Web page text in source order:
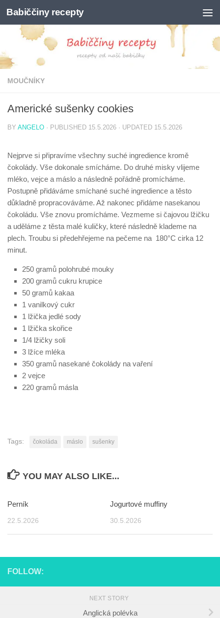
Skip to content
Babiččiny recepty
MOUČNÍKY
Americké sušenky cookies
BY ANGELO · PUBLISHED 15.5.2026 · UPDATED 15.5.2026
Nejprve si připravíme všechny suché ingredience kromě
čokolády. Vše dokonale smícháme. Do druhé misky vlijeme
mléko, vejce a máslo a následně pořádně promícháme.
Postupně přidáváme smíchané suché ingredience a těsto
důkladně propracováváme. Až nakonec přidáme nasekanou
čokoládu. Vše znovu promícháme. Vezmeme si čajovou lžičku
a uděláme z těsta malé kuličky, které následně klademe na
plech. Troubu si předehřejeme na pečeme na 180°C cirka 12
minut.
250 gramů polohrubé mouky
200 gramů cukru krupice
50 gramů kakaa
1 vanilkový cukr
1 lžička jedlé sody
1 lžička skořice
1/4 lžičky soli
3 lžíce mléka
350 gramů nasekané čokolády na vaření
2 vejce
220 gramů másla
Tags: čokoláda máslo sušenky
YOU MAY ALSO LIKE...
Perník
22.5.2026
Jogurtové muffiny
30.5.2026
FOLLOW:
NEXT STORY
Anglická polévka